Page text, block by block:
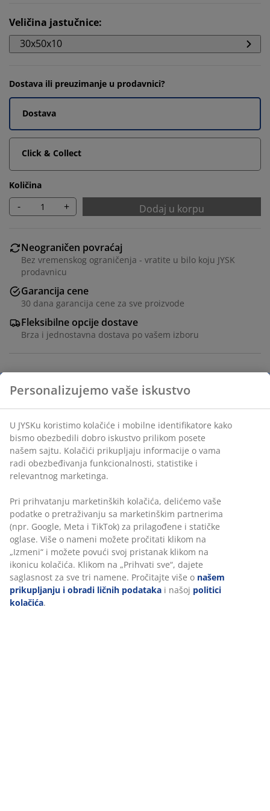
Veličina jastučnice:
30x50x10
Dostava ili preuzimanje u prodavnici?
Dostava
Click & Collect
Količina
- + Dodaj u korpu
Neograničen povraćaj
Bez vremenskog ograničenja - vratite u bilo koju JYSK
prodavnicu
Garancija cene
30 dana garancija cene za sve proizvode
Fleksibilne opcije dostave
Brza i jednostavna dostava po vašem izboru
Tehnički podaci
Recenzije
(36)
Dostava
Personalizujemo vaše iskustvo
U JYSKu koristimo kolačiće i mobilne identifikatore kako
bismo obezbedili dobro iskustvo prilikom posete
našem sajtu. Kolačići prikupljaju informacije o vama
radi obezbeđivanja funkcionalnosti, statistike i
relevantnog marketinga.
Pri prihvatanju marketinških kolačića, delićemo vaše
podatke o pretraživanju sa marketinškim partnerima
(npr. Google, Meta i TikTok) za prilagođene i statičke
oglase. Više o nameni možete pročitati klikom na
„Izmeni“ i možete povući svoj pristanak klikom na
ikonicu kolačića. Klikom na „Prihvati sve“, dajete
saglasnost za sve tri namene. Pročitajte više o našem
prikupljanju i obradi ličnih podataka i našoj politici
kolačića.